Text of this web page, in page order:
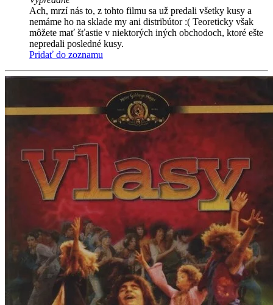
Ach, mrzí nás to, z tohto filmu sa už predali všetky kusy a
nemáme ho na sklade my ani distribútor :( Teoreticky však
môžete mať šťastie v niektorých iných obchodoch, ktoré ešte
nepredali posledné kusy.
Pridať do zoznamu